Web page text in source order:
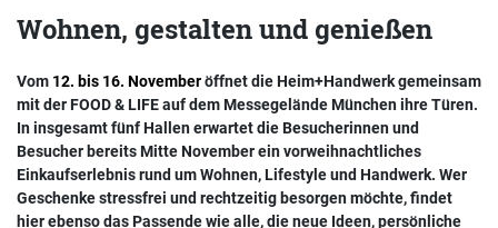
Wohnen, gestalten und genießen
Vom 12. bis 16. Novemberöffnet die Heim+Handwerk gemeinsam
mit der FOOD & LIFE auf dem Messegelände München ihre Türen.
In insgesamt fünf Hallen erwartet die Besucherinnen und
Besucher bereits Mitte November ein vorweihnachtliches
Einkaufserlebnis rund um Wohnen, Lifestyle und Handwerk. Wer
Geschenke stressfrei und rechtzeitig besorgen möchte, findet
hier ebenso das Passende wie alle, die neue Ideen, persönliche